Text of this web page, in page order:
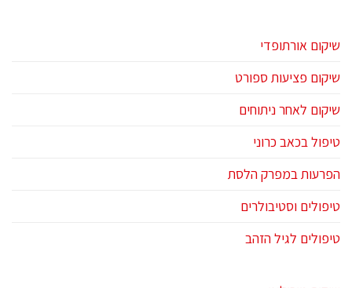
שיקום אורתופדי
שיקום פציעות ספורט
שיקום לאחר ניתוחים
טיפול בכאב כרוני
הפרעות במפרק הלסת
טיפולים וסטיבולרים
טיפולים לגיל הזהב